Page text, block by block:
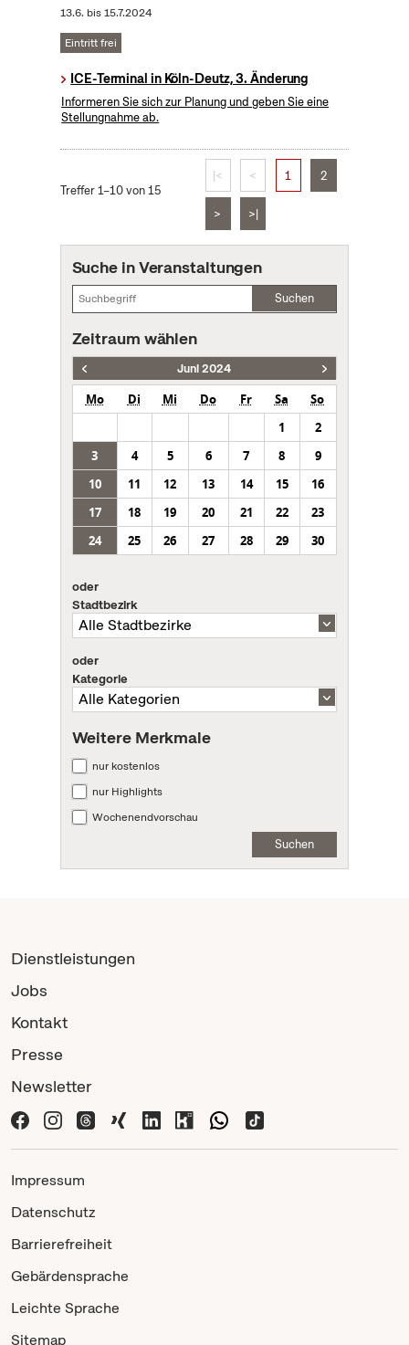
13.6. bis15.7.2024
Eintritt frei
ICE-Terminal in Köln-Deutz, 3. Änderung
Informeren Sie sich zur Planung und geben Sie eine
Stellungnahme ab.
Treffer 1–10 von 15
|< < 1 2
> >|
Suche in Veranstaltungen
Suchen
Zeitraum wählen
Juni 2024
Mo Di Mi Do Fr Sa
So
1
2
3
4 5 6 7 8
9
10
11 12 13 14 15
16
17
18 19 20 21 22
23
24
25 26 27 28 29 30
oder
Stadtbezirk
oder
Kategorie
Weitere Merkmale
nur kostenlos
nur Highlights
Wochenendvorschau
Suchen
Dienstleistungen
Jobs
Kontakt
Presse
Newsletter
Impressum
Datenschutz
Barrierefreiheit
Gebärdensprache
Leichte Sprache
Sitemap